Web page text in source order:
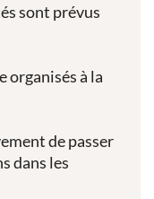
sont prévus
organisés à la
de passer
dans les